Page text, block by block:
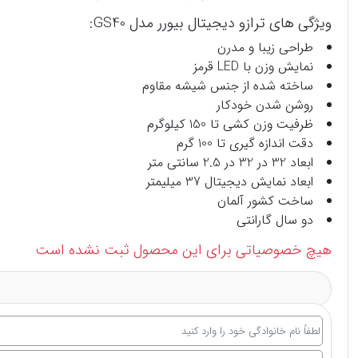
ویژگی های ترازو دیجیتال بیورر مدل GS40:
طراحی زیبا و مدرن
نمایش وزن با LED قرمز
ساخته شده از جنس شیشه مقاوم
روشن شدن خودکار
ظرفیت وزن کشی تا 150 کیلوگرم
دقت اندازه گیری تا 100 گرم
ابعاد 32 در 32 در 2.5 سانتی متر
ابعاد نمایش دیجیتال 37 میلیمتر
ساخت کشور آلمان
دو سال گارانتی
هیچ خصوصیاتی برای این محصول ثبت نشده است